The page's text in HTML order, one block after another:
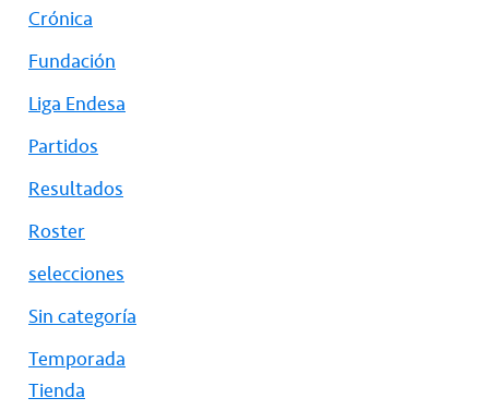
Crónica
Fundación
Liga Endesa
Partidos
Resultados
Roster
selecciones
Sin categoría
Temporada
Tienda